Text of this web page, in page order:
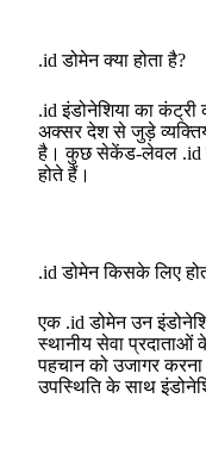
.id डोमेन क्या होता है?
.id इंडोनेशिया का
अक्सर देश से जुड़े
है। कुछ सेकेंड-लेवल .id
होते हैं।
.id डोमेन किसके लिए
एक .id डोमेन उन
स्थानीय सेवा प्रदाताओं
पहचान को उजागर
उपस्थिति के साथ